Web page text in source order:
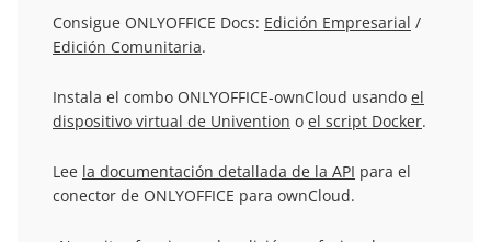
Consigue ONLYOFFICE Docs: Edición Empresarial /
Edición Comunitaria.
Instala el combo ONLYOFFICE-ownCloud usando el
dispositivo virtual de Univention o el script Docker.
Lee la documentación detallada de la API para el
conector de ONLYOFFICE para ownCloud.